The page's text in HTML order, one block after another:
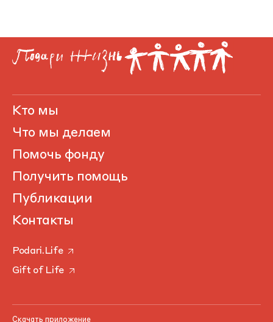
Кто мы
Что мы делаем
Помочь фонду
Получить помощь
Публикации
Контакты
Podari.Life
Gift of Life
Скачать приложение